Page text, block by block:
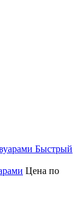
Быстрый
Цена по